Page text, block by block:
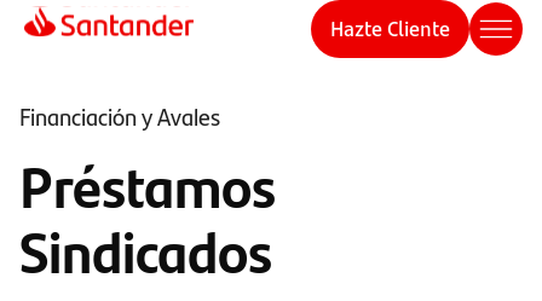
Hazte Cliente
Financiación y Avales
Préstamos
Sindicados